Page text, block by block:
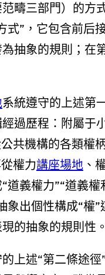
疇三部門）的方
式”，它包含前后
抽象的規則；在
系統遵守的上述第
過歷程：附屬于
共機構的各類權
權力講座場地、
道義權力”“道義
象出個性構成“權
的抽象的規則性。
上述“第二條途